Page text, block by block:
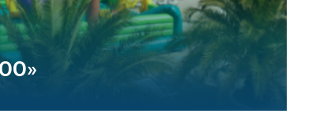
развлечений «Сочи